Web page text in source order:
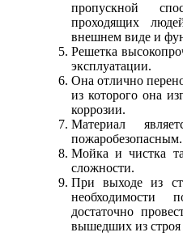
пропускной
проходящих
внешнем виде и
Решетка
эксплуатации.
Она отлично
из которого она
коррозии.
Материал
пожаробезопасным.
Мойка и чистка
сложности.
При выходе из
необходимости
достаточно
вышедших из строя